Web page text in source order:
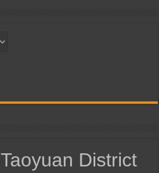
Taoyuan District